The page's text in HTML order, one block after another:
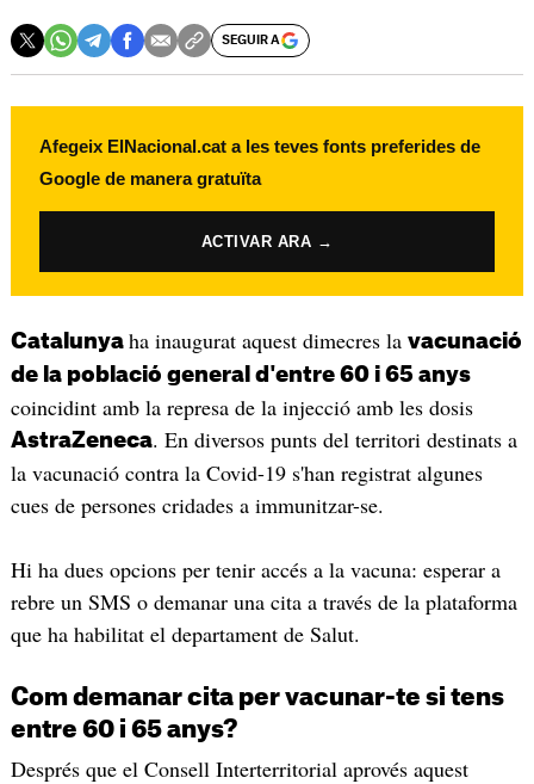
SEGUIR A
Afegeix ElNacional.cat a les teves fonts preferides de
Google de manera gratuïta
ACTIVAR ARA →
Catalunya ha inaugurat aquest dimecres la vacunació
de la població general d'entre 60 i 65 anys
coincidint amb la represa de la injecció amb les dosis
AstraZeneca. En diversos punts del territori destinats a
la vacunació contra la Covid-19 s'han registrat algunes
cues de persones cridades a immunitzar-se.
Hi ha dues opcions per tenir accés a la vacuna: esperar a
rebre un SMS o demanar una cita a través de la plataforma
que ha habilitat el departament de Salut.
Com demanar cita per vacunar-te si tens
entre 60 i 65 anys?
Després que el Consell Interterritorial aprovés aquest